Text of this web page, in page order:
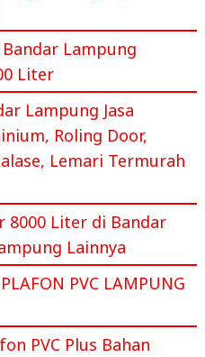
Lampung
Liter
Lampung Jasa
Roling Door,
Lemari Termurah
8000 Liter di Bandar
Lainnya
PVC LAMPUNG
PVC Plus Bahan